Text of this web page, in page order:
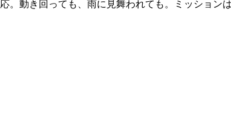
。動き回っても、雨に見舞われても。ミッション